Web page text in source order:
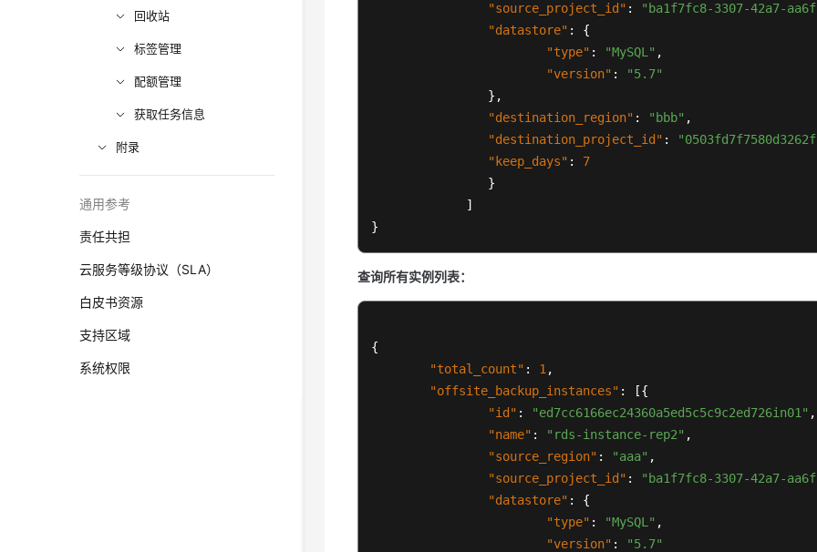
回收站
标签管理
配额管理
获取任务信息
附录
通用参考
责任共担
云服务等级协议（SLA）
白皮书资源
支持区域
系统权限
"source_project_id" :
"ba1f7fc8-3307-42a7-
"datastore" :
{
"type" : "MySQL" ,
"version" :
"5.7"
} ,
"destination_region" : "bbb" ,
"destination_project_id" :
"keep_days" :
7
}
]
}
查询所有实例列表：
{
"total_count" : 1 ,
"offsite_backup_instances" : [{
"id" : "ed7cc6166ec24360a5ed5c5c9c2ed726in01" ,
"name" : "rds-instance-rep2" ,
"source_region" : "aaa" ,
"source_project_id" :
"ba1f7fc8-3307-42a7-
"datastore" :
{
"type" : "MySQL" ,
"version" :
"5.7"